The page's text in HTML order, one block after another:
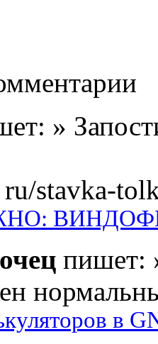
»
ru/stavka-
пишет:
в